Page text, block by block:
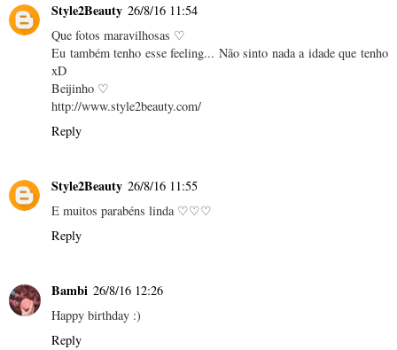
Style2Beauty 26/8/16 11:54
Que fotos maravilhosas ♡
Eu também tenho esse feeling... Não sinto nada a idade que tenho
xD
Beijinho ♡
http://www.style2beauty.com/
Reply
Style2Beauty 26/8/16 11:55
E muitos parabéns linda ♡♡♡
Reply
Bambi 26/8/16 12:26
Happy birthday :)
Reply